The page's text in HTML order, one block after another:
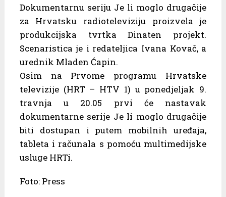
Dokumentarnu seriju Je li moglo drugačije
za Hrvatsku radioteleviziju proizvela je
produkcijska tvrtka Dinaten projekt.
Scenaristica je i redateljica Ivana Kovač, a
urednik Mladen Ćapin.
Osim na Prvome programu Hrvatske
televizije (HRT – HTV 1) u ponedjeljak 9.
travnja u 20.05 prvi će nastavak
dokumentarne serije Je li moglo drugačije
biti dostupan i putem mobilnih uređaja,
tableta i računala s pomoću multimedijske
usluge HRTi.
Foto: Press